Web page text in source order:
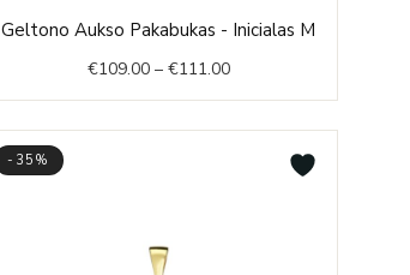
Geltono Aukso Pakabukas - Inicialas M
€109.00 – €111.00
range:
€109.00
through
€111.00
-35%